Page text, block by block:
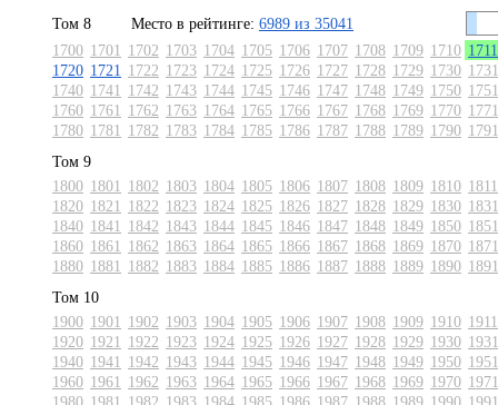
Том 8
Место в рейтинге: 6989 из 35041
1700 1701 1702 1703 1704 1705 1706 1707 1708 1709 1710 1711
1720 1721 1722 1723 1724 1725 1726 1727 1728 1729 1730 1731
1740 1741 1742 1743 1744 1745 1746 1747 1748 1749 1750 1751
1760 1761 1762 1763 1764 1765 1766 1767 1768 1769 1770 1771
1780 1781 1782 1783 1784 1785 1786 1787 1788 1789 1790 1791
Том 9
1800 1801 1802 1803 1804 1805 1806 1807 1808 1809 1810 1811
1820 1821 1822 1823 1824 1825 1826 1827 1828 1829 1830 1831
1840 1841 1842 1843 1844 1845 1846 1847 1848 1849 1850 1851
1860 1861 1862 1863 1864 1865 1866 1867 1868 1869 1870 1871
1880 1881 1882 1883 1884 1885 1886 1887 1888 1889 1890 1891
Том 10
1900 1901 1902 1903 1904 1905 1906 1907 1908 1909 1910 1911
1920 1921 1922 1923 1924 1925 1926 1927 1928 1929 1930 1931
1940 1941 1942 1943 1944 1945 1946 1947 1948 1949 1950 1951
1960 1961 1962 1963 1964 1965 1966 1967 1968 1969 1970 1971